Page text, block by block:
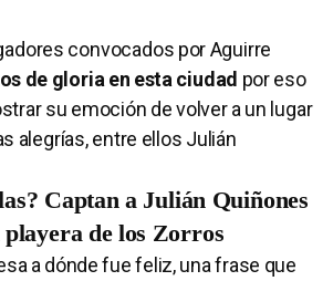
convocados por Aguirre
de gloria en esta ciudad por eso
su emoción de volver a un lugar
alegrías, entre ellos Julián
Captan a Julián Quiñones
playera de los Zorros
a dónde fue feliz, una frase que